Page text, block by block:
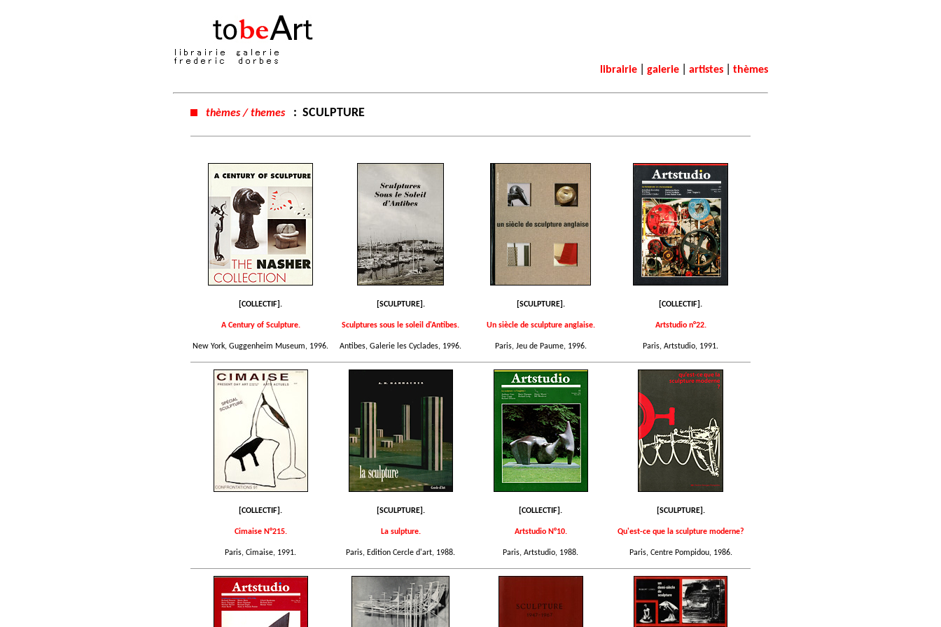
librairie galerie artistes thèmes
thèmes / themes: SCULPTURE
[COLLECTIF].
A Century of Sculpture.
New York, Guggenheim Museum, 1996.
[SCULPTURE].
Sculptures sous le soleil d'Antibes.
Antibes, Galerie les Cyclades, 1996.
[SCULPTURE].
Un siècle de sculpture anglaise.
Paris, Jeu de Paume, 1996.
[COLLECTIF].
Artstudio n°22.
Paris, Artstudio, 1991.
[COLLECTIF].
Cimaise N°215.
Paris, Cimaise, 1991.
[SCULPTURE].
La sulpture.
Paris, Edition Cercle d'art, 1988.
[COLLECTIF].
Artstudio N°10.
Paris, Artstudio, 1988.
[SCULPTURE].
Qu'est-ce que la sculpture moderne?
Paris, Centre Pompidou, 1986.